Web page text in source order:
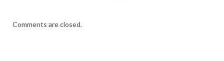
Comments are closed.